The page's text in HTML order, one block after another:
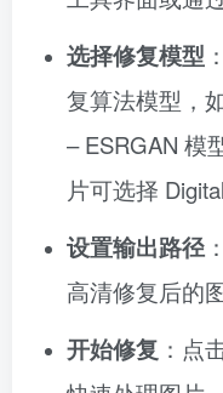
选择修复模型
复算法模型，
– ESRGAN 模
片可选择
设置输出路径
高清修复后的
开始修复 ：点